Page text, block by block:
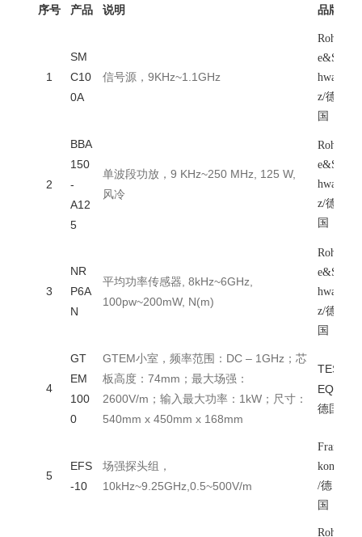
序号 产品 说明 品牌
1
SM
C10
0A
信号源，9KHz~1.1GHz
Rohd
e&Sc
hwar
z/德
国
2
BBA
150
-
A12
5
单波段功放，9 KHz~250 MHz, 125 W,
风冷
Rohd
e&Sc
hwar
z/德
国
3
NR
P6A
N
平均功率传感器, 8kHz~6GHz,
100pw~200mW, N(m)
Rohd
e&Sc
hwar
z/德
国
4
GT
EM
100
0
GTEM小室，频率范围：DC – 1GHz；芯
板高度：74mm；最大场强：
2600V/m；输入最大功率：1kW；尺寸：
540mm x 450mm x 168mm
TES
EQ/
德国
5
EFS
-10
场强探头组，
10kHz~9.25GHz,0.5~500V/m
Fran
konia
/德
国
Rohd